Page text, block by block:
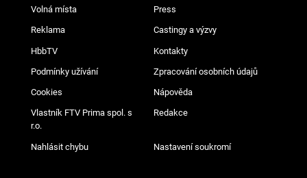
Volná místa Press
Reklama Castingy a výzvy
HbbTV Kontakty
Podmínky užívání Zpracování osobních údajů
Cookies Nápověda
Vlastník FTV Prima spol. s
r.o.
Redakce
Nahlásit chybu Nastavení soukromí